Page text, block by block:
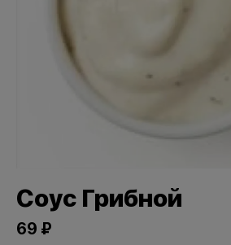
Соус Грибной
69 ₽